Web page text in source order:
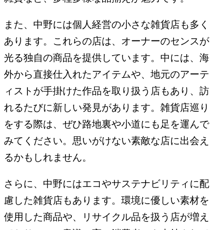
また、中野には個人経営の小さな雑貨店も多く
あります。これらの店は、オーナーのセンスが
光る独自の商品を提供しています。中には、海
外から直接仕入れたアイテムや、地元のアーテ
ィストが手掛けた作品を取り扱う店もあり、訪
れるたびに新しい発見があります。雑貨店巡り
をする際は、ぜひ路地裏や小道にも足を運んで
みてください。思いがけない素敵な店に出会え
るかもしれません。
さらに、中野にはエコやサステナビリティに配
慮した雑貨店もあります。環境に優しい素材を
使用した商品や、リサイクル品を扱う店が増え